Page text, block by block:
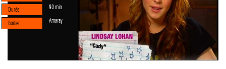
Durée
90 min
Boitier Amaray